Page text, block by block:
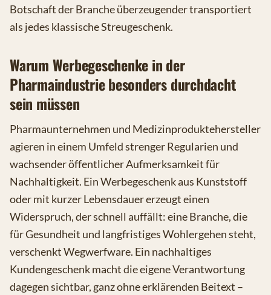
Botschaft der Branche überzeugender transportiert
als jedes klassische Streugeschenk.
Warum Werbegeschenke in der
Pharmaindustrie besonders durchdacht
sein müssen
Pharmaunternehmen und Medizinproduktehersteller
agieren in einem Umfeld strenger Regularien und
wachsender öffentlicher Aufmerksamkeit für
Nachhaltigkeit. Ein Werbegeschenk aus Kunststoff
oder mit kurzer Lebensdauer erzeugt einen
Widerspruch, der schnell auffällt: eine Branche, die
für Gesundheit und langfristiges Wohlergehen steht,
verschenkt Wegwerfware. Ein nachhaltiges
Kundengeschenk macht die eigene Verantwortung
dagegen sichtbar, ganz ohne erklärenden Beitext –